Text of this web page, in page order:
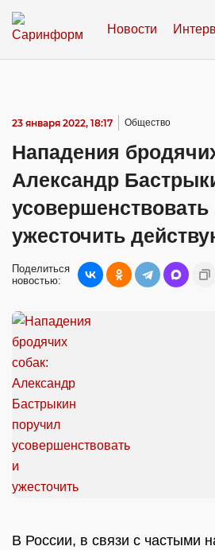
Новости
23 января 2022, 18:17 Общество
Нападения
Александр
усовершенствовать
ужесточить
Поделиться
новостью:
В России, в связи с частыми